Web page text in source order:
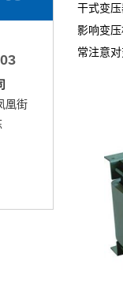
凰街
干式变
影响变
常注意